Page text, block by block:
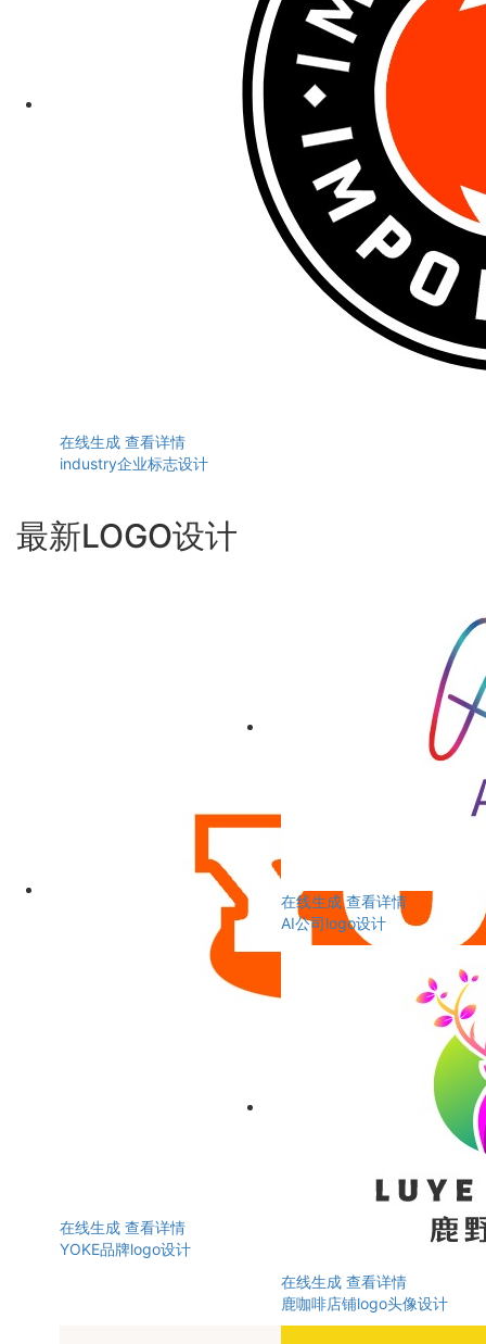
在线生成 查看详情
industry企业标志设计
最新LOGO设计
在线生成 查看详情
YOKE品牌logo设计
在线生成 查看详情
AI公司logo设计
在线生成 查看详情
鹿咖啡店铺logo头像设计